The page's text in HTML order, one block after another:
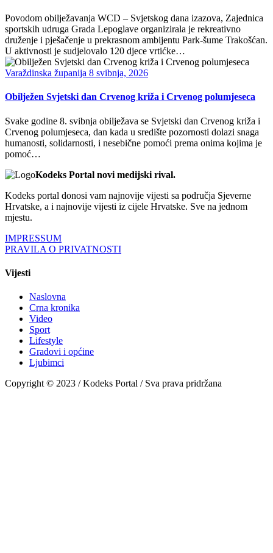
Povodom obilježavanja WCD – Svjetskog dana izazova, Zajednica
sportskih udruga Grada Lepoglave organizirala je rekreativno
druženje i pješačenje u prekrasnom ambijentu Park-šume Trakošćan.
U aktivnosti je sudjelovalo 120 djece vrtićke…
Varaždinska županija 8 svibnja, 2026
Obilježen Svjetski dan Crvenog križa i Crvenog polumjeseca
Svake godine 8. svibnja obilježava se Svjetski dan Crvenog križa i
Crvenog polumjeseca, dan kada u središte pozornosti dolazi snaga
humanosti, solidarnosti, i nesebične pomoći prema onima kojima je
pomoć…
Kodeks Portal novi medijski rival.
Kodeks portal donosi vam najnovije vijesti sa područja Sjeverne
Hrvatske, a i najnovije vijesti iz cijele Hrvatske. Sve na jednom
mjestu.
IMPRESSUM
PRAVILA O PRIVATNOSTI
Vijesti
Naslovna
Crna kronika
Video
Sport
Lifestyle
Gradovi i općine
Ljubimci
Copyright © 2023 / Kodeks Portal / Sva prava pridržana